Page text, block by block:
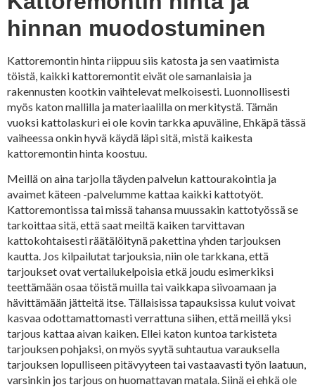
hinnan muodostuminen
Kattoremontin hinta riippuu siis katosta ja sen vaatimista
töistä, kaikki kattoremontit eivät ole samanlaisia ja
rakennusten kootkin vaihtelevat melkoisesti. Luonnollisesti
myös katon mallilla ja materiaalilla on merkitystä. Tämän
vuoksi kattolaskuri ei ole kovin tarkka apuväline, Ehkäpä tässä
vaiheessa onkin hyvä käydä läpi sitä, mistä kaikesta
kattoremontin hinta koostuu.
Meillä on aina tarjolla täyden palvelun kattourakointia ja
avaimet käteen -palvelumme kattaa kaikki kattotyöt.
Kattoremontissa tai missä tahansa muussakin kattotyössä se
tarkoittaa sitä, että saat meiltä kaiken tarvittavan
kattokohtaisesti räätälöitynä pakettina yhden tarjouksen
kautta. Jos kilpailutat tarjouksia, niin ole tarkkana, että
tarjoukset ovat vertailukelpoisia etkä joudu esimerkiksi
teettämään osaa töistä muilla tai vaikkapa siivoamaan ja
hävittämään jätteitä itse. Tällaisissa tapauksissa kulut voivat
kasvaa odottamattomasti verrattuna siihen, että meillä yksi
tarjous kattaa aivan kaiken. Ellei katon kuntoa tarkisteta
tarjouksen pohjaksi, on myös syytä suhtautua varauksella
tarjouksen lopulliseen pitävyyteen tai vastaavasti työn laatuun,
varsinkin jos tarjous on huomattavan matala. Siinä ei ehkä ole